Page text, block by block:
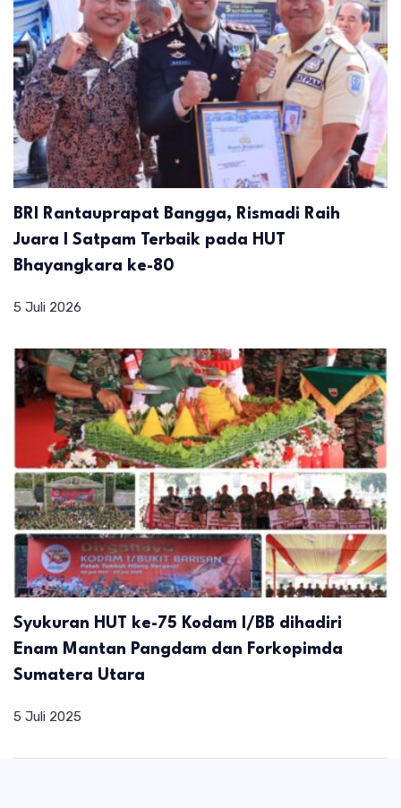
BRI Rantauprapat Bangga, Rismadi Raih
Juara I Satpam Terbaik pada HUT
Bhayangkara ke-80
5 Juli 2026
Syukuran HUT ke-75 Kodam I/BB dihadiri
Enam Mantan Pangdam dan Forkopimda
Sumatera Utara
5 Juli 2025